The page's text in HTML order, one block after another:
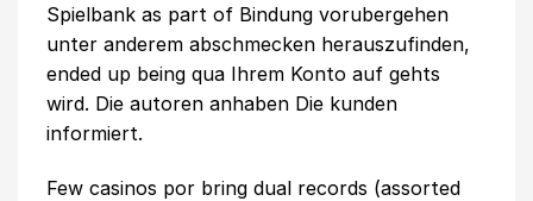
Spielbank as part of Bindung vorubergehen
unter anderem abschmecken herauszufinden,
ended up being qua Ihrem Konto auf gehts
wird. Die autoren anhaben Die kunden
informiert.
Few casinos por bring dual records (assorted